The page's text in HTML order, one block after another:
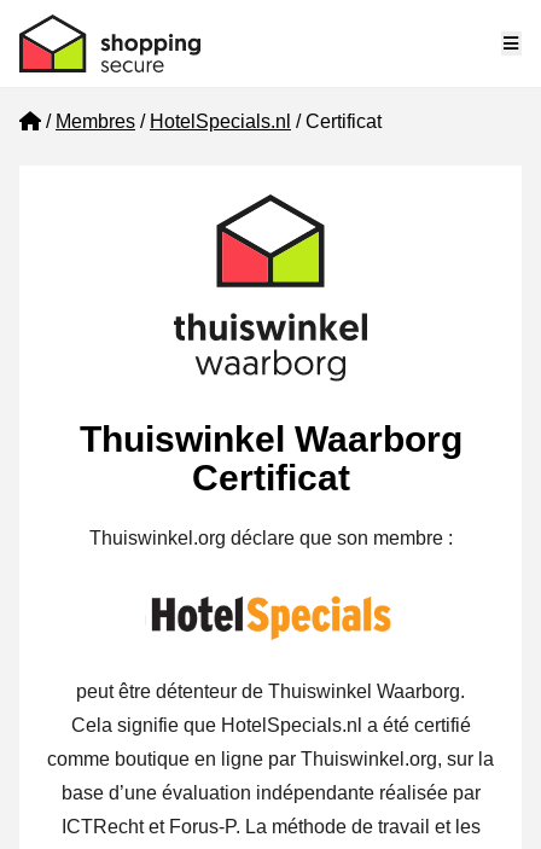
Home
Membres HotelSpecials.nl Certificat
Thuiswinkel Waarborg
Certificat
Thuiswinkel.org déclare que son membre :
peut être détenteur de Thuiswinkel Waarborg.
Cela signifie que HotelSpecials.nl a été certifié
comme boutique en ligne par Thuiswinkel.org, sur la
base d’une évaluation indépendante réalisée par
ICTRecht et Forus-P. La méthode de travail et les